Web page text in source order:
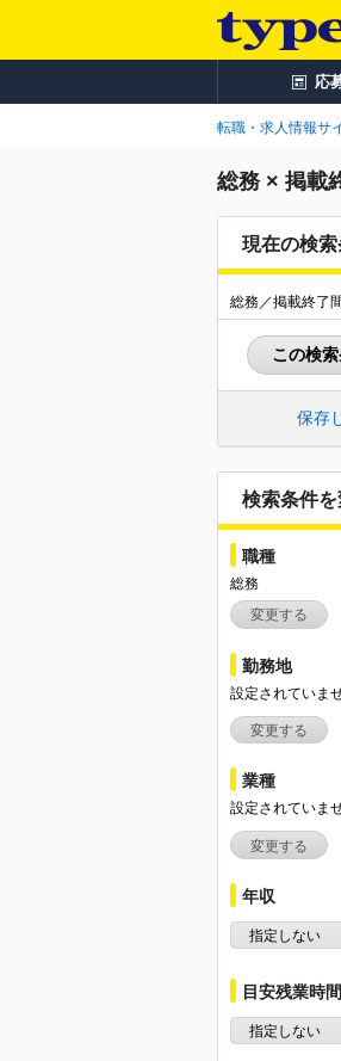
応
転職・求人情報サ
総務 × 掲載
現在の検
総務／掲載終了
この検
保存
検索条件
職種
総務
変更する
勤務地
設定されていま
変更する
業種
設定されていま
変更する
年収
指定しない
目安残業時
指定しない